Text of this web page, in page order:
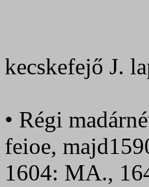
kecskefejő J.
• Régi
feioe,
1604: MA.,